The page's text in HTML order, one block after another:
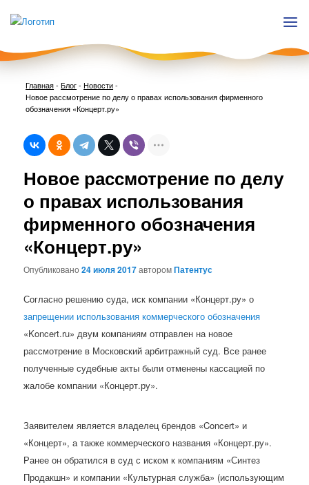
Главная-Блог- Новости-
Новое рассмотрение по делу о правах использования фирменного
обозначения «Концерт.ру»
Новое рассмотрение по делу
о правах использования
фирменного обозначения
«Концерт.ру»
Опубликовано24 июля 2017авторомПатентус
Согласно решению cуда, иск компании «Концерт.ру» о
запрещении использования коммерческого обозначения
«Koncert.ru» двум компаниям отправлен на новое
рассмотрение в Московский арбитражный суд. Все ранее
полученные судебные акты были отменены кассацией по
жалобе компании «Концерт.ру».
Заявителем является владелец брендов «Concert» и
«Концерт», а также коммерческого названия «Концерт.ру».
Ранее он обратился в cуд с иском к компаниям «Синтез
Продакшн» и компании «Культурная служба» (использующим